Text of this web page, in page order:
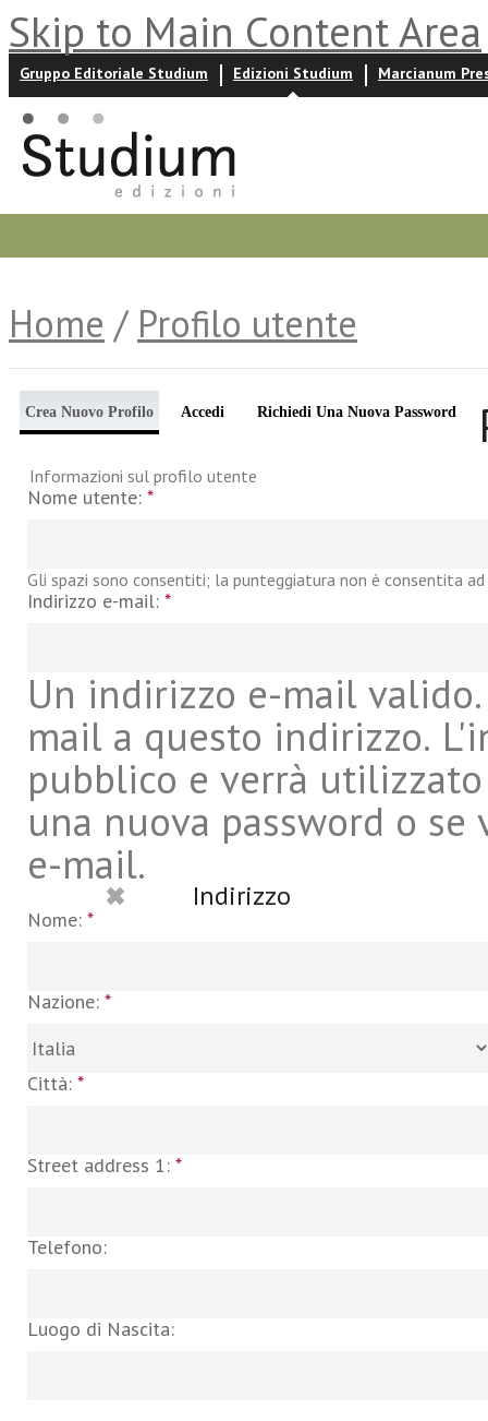
Skip to Main Content Area
Gruppo Editoriale Studium Edizioni Studium Marcianum
Home / Profilo utente
Crea Nuovo Profilo Accedi Richiedi Una Nuova Password
Informazioni sul profilo utente
Nome utente: *
Gli spazi sono consentiti; la punteggiatura non è consentita
Indirizzo e-mail: *
Un indirizzo e-mail
mail a questo indirizzo.
pubblico e verrà
una nuova password o
e-mail.
Indirizzo
Nome: *
Nazione: *
Città: *
Street address 1: *
Telefono:
Luogo di Nascita: